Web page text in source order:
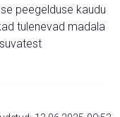
peegelduse kaudu
tulenevad madala